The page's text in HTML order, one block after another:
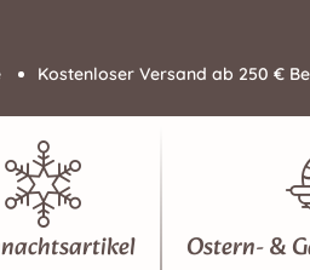
Kostenloser Versand ab 250 €
Ostern- &